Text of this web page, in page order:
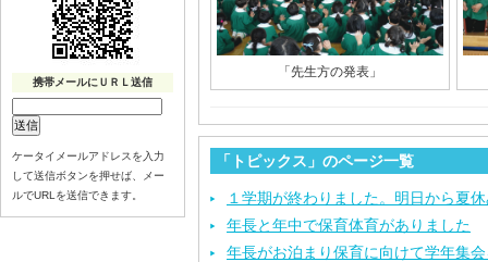
「先生方の発表」
「トピックス」のページ一覧
１学期が終わりました。明日から夏
年長と年中で保育体育がありました
年長がお泊まり保育に向けて学年集
携帯メールにＵＲＬ送信
ケータイメールアドレスを入力
して送信ボタンを押せば、メー
ルでURLを送信できます。